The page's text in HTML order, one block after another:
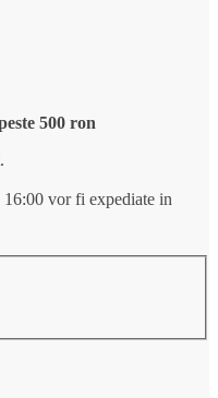
500 ron
16:00 vor fi expediate in